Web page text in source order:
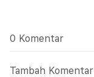
0 Komentar
Tambah Komentar